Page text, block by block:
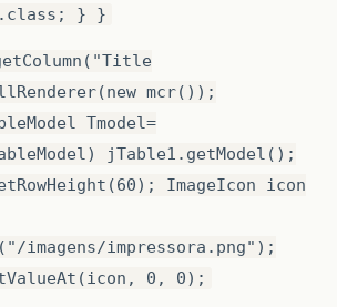
} }
mcr());
Tmodel=
jTable1.getModel();
ImageIcon icon
imagens/impressora.png");
0, 0);